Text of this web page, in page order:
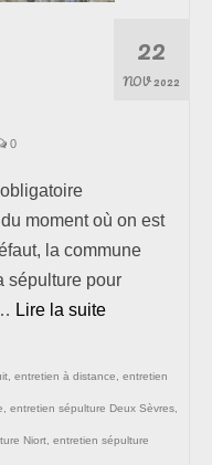
22
NOV 2022
0
moment où on est
la commune
sépulture pour
Lire la suite­­
, entretien à distance, entretien
, entretien sépulture Deux Sèvres,
Niort, entretien sépulture